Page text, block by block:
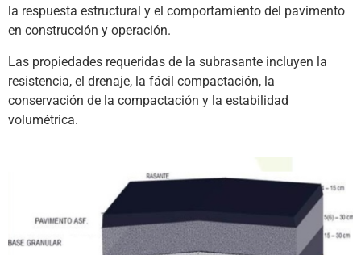
la respuesta estructural y el comportamiento del pavimento
en construcción y operación.
Las propiedades requeridas de la subrasante incluyen la
resistencia, el drenaje, la fácil compactación, la
conservación de la compactación y la estabilidad
volumétrica.